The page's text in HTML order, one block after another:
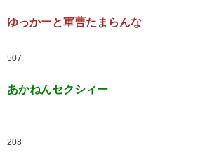
ゆっかーと軍曹たまらんな
507
あかねんセクシィー
208